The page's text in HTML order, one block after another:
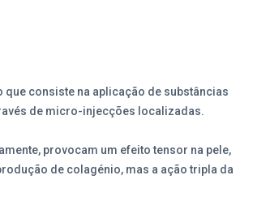
consiste na aplicação de substâncias
de micro-injecções localizadas.
provocam um efeito tensor na pele,
de colagénio, mas a ação tripla da